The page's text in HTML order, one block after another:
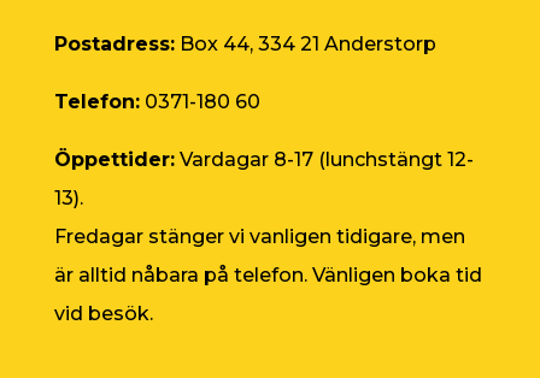
Postadress:Box 44, 334 21 Anderstorp
Telefon:0371-180 60
Öppettider:Vardagar 8-17 (lunchstängt 12-
13).
Fredagar stänger vi vanligen tidigare, men
är alltid nåbara på telefon. Vänligen boka tid
vid besök.